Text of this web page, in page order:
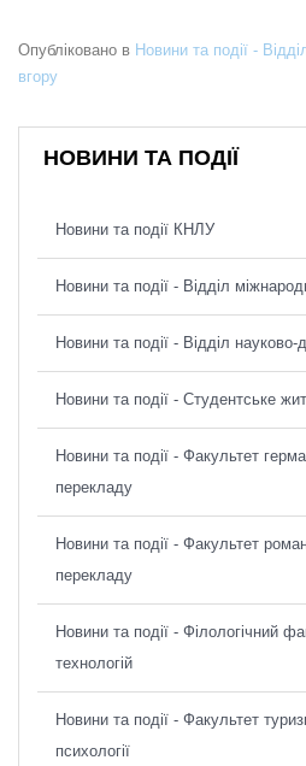
Опубліковано в Новини та події -
вгору
НОВИНИ ТА ПОДІЇ
Новини та події КНЛУ
Новини та події - Відділ
Новини та події - Відділ науково-
Новини та події - Студентське
Новини та події - Факультет
перекладу
Новини та події - Факультет
перекладу
Новини та події - Філологічний
технологій
Новини та події - Факультет
психології